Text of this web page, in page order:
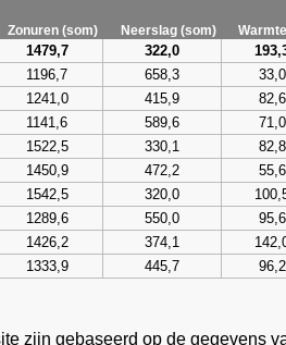
Zonuren (som) Neerslag (som)
1479,7 322,0
1196,7 658,3 33,0
1241,0 415,9 82,6
1141,6 589,6 71,0
1522,5 330,1 82,8
1450,9 472,2 55,6
1542,5 320,0
1289,6 550,0 95,6
1426,2 374,1
1333,9 445,7 96,2
zijn gebaseerd op de gegevens